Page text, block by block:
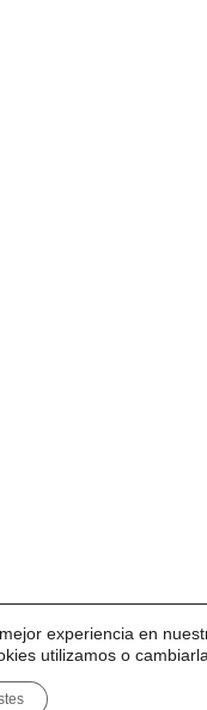
experiencia en
utilizamos o